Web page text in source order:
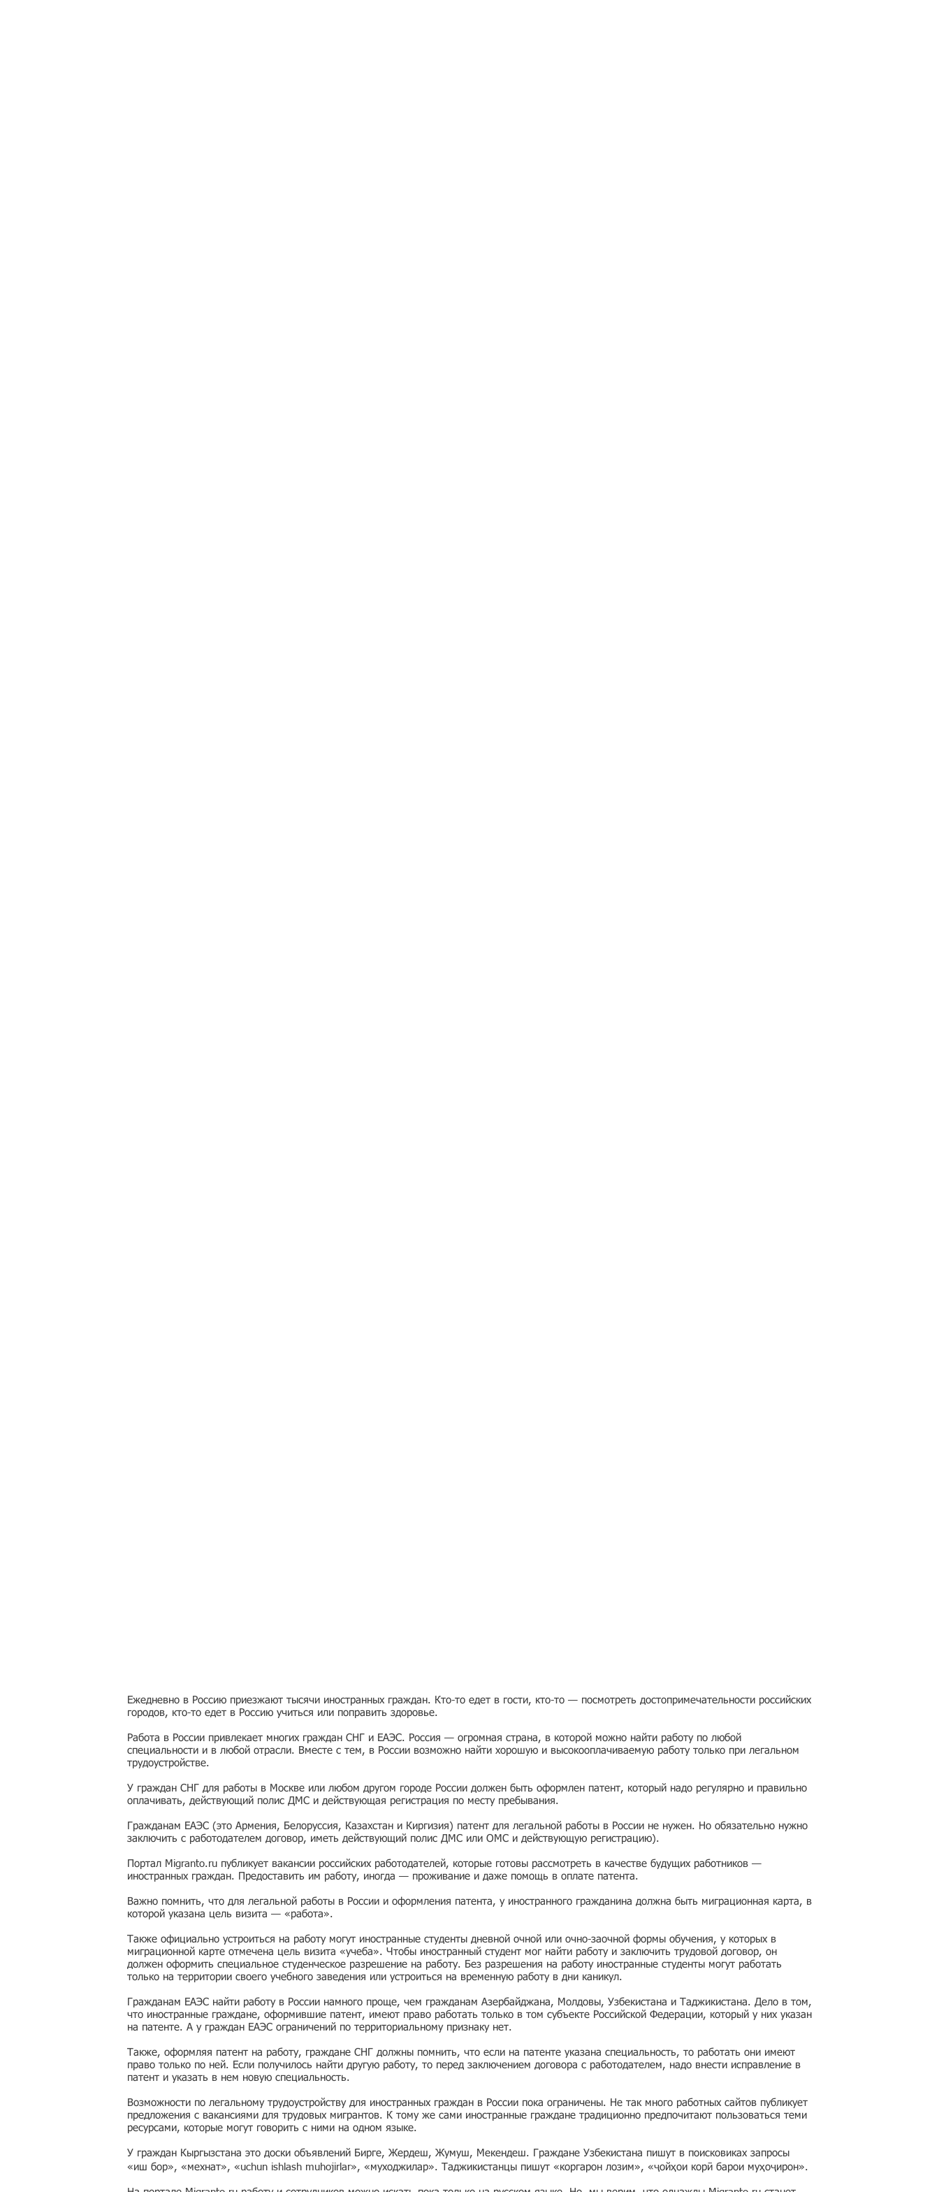
Ежедневно в Россию приезжают тысячи иностранных граждан. Кто-то едет в гости, кто-то — посмотреть достопримечательности российских
городов, кто-то едет в Россию учиться или поправить здоровье.
Работа в России привлекает многих граждан СНГ и ЕАЭС. Россия — огромная страна, в которой можно найти работу по любой
специальности и в любой отрасли. Вместе с тем, в России возможно найти хорошую и высокооплачиваемую работу только при легальном
трудоустройстве.
У граждан СНГ для работы в Москве или любом другом городе России должен быть оформлен патент, который надо регулярно и правильно
оплачивать, действующий полис ДМС и действующая регистрация по месту пребывания.
Гражданам ЕАЭС (это Армения, Белоруссия, Казахстан и Киргизия) патент для легальной работы в России не нужен. Но обязательно нужно
заключить с работодателем договор, иметь действующий полис ДМС или ОМС и действующую регистрацию).
Портал Migranto.ru публикует вакансии российских работодателей, которые готовы рассмотреть в качестве будущих работников —
иностранных граждан. Предоставить им работу, иногда — проживание и даже помощь в оплате патента.
Важно помнить, что для легальной работы в России и оформления патента, у иностранного гражданина должна быть миграционная карта, в
которой указана цель визита — «работа».
Также официально устроиться на работу могут иностранные студенты дневной очной или очно-заочной формы обучения, у которых в
миграционной карте отмечена цель визита «учеба». Чтобы иностранный студент мог найти работу и заключить трудовой договор, он
должен оформить специальное студенческое разрешение на работу. Без разрешения на работу иностранные студенты могут работать
только на территории своего учебного заведения или устроиться на временную работу в дни каникул.
Гражданам ЕАЭС найти работу в России намного проще, чем гражданам Азербайджана, Молдовы, Узбекистана и Таджикистана. Дело в том,
что иностранные граждане, оформившие патент, имеют право работать только в том субъекте Российской Федерации, который у них указан
на патенте. А у граждан ЕАЭС ограничений по территориальному признаку нет.
Также, оформляя патент на работу, граждане СНГ должны помнить, что если на патенте указана специальность, то работать они имеют
право только по ней. Если получилось найти другую работу, то перед заключением договора с работодателем, надо внести исправление в
патент и указать в нем новую специальность.
Возможности по легальному трудоустройству для иностранных граждан в России пока ограничены. Не так много работных сайтов публикует
предложения с вакансиями для трудовых мигрантов. К тому же сами иностранные граждане традиционно предпочитают пользоваться теми
ресурсами, которые могут говорить с ними на одном языке.
У граждан Кыргызстана это доски объявлений Бирге, Жердеш, Жумуш, Мекендеш. Граждане Узбекистана пишут в поисковиках запросы
«иш бор», «мехнат», «uchun ishlash muhojirlar», «муходжилар». Таджикистанцы пишут «коргарон лозим», «ҷойҳои корӣ барои муҳоҷирон».